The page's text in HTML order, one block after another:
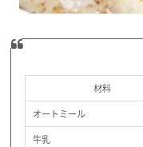
材料
オートミール
牛乳